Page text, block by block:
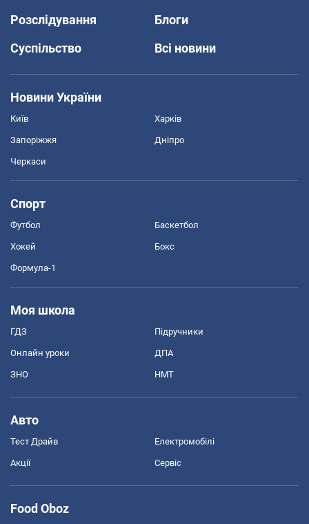
Розслідування
Блоги
Суспільство
Всі новини
Новини України
Київ Харків
Запоріжжя Дніпро
Черкаси
Спорт
Футбол Баскетбол
Хокей Бокс
Формула-1
Моя школа
ГДЗ Підручники
Онлайн уроки ДПА
ЗНО НМТ
Авто
Тест Драйв Електромобілі
Акції Сервіс
Food Oboz